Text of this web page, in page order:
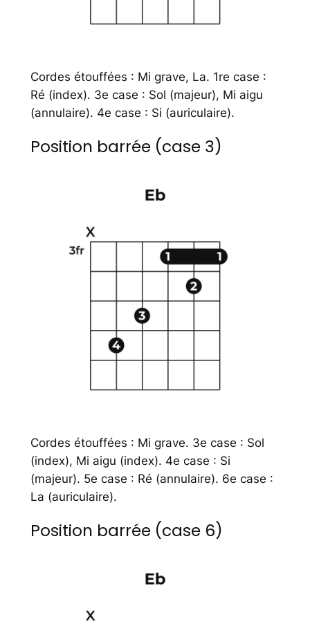
Cordes étouffées : Mi grave, La. 1re case :
Ré (index). 3e case : Sol (majeur), Mi aigu
(annulaire). 4e case : Si (auriculaire).
Position barrée (case 3)
Cordes étouffées : Mi grave. 3e case : Sol
(index), Mi aigu (index). 4e case : Si
(majeur). 5e case : Ré (annulaire). 6e case :
La (auriculaire).
Position barrée (case 6)